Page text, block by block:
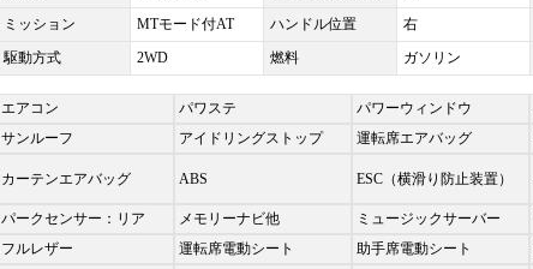
ミッション
MTモード付AT ハンドル位置 右
駆動方式
2WD 燃料 ガソリン
エアコン パワステ パワーウィンドウ
サンルーフ
アイドリングストップ 運転席エアバッグ
カーテンエアバッグ ABS ESC（横滑り防止装置）
パークセンサー：リア
メモリーナビ他 ミュージックサーバー
フルレザー
運転席電動シート 助手席電動シート